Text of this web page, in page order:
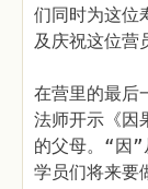
们同时为这位
及庆祝这位营
在营里的最后
法师开示《因
的父母。“因
学员们将来要